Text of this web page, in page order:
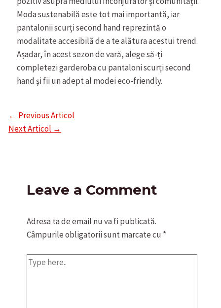
Moda sustenabilă este tot mai importantă, iar
pantalonii scurți second hand reprezintă o
modalitate accesibilă de a te alătura acestui trend.
Așadar, în acest sezon de vară, alege să-ți
completezi garderoba cu pantaloni scurți second
hand și fii un adept al modei eco-friendly.
Navigare
în
← Previous Articol
Next Articol →
Leave a Comment
Adresa ta de email nu va fi publicată.
Câmpurile obligatorii sunt marcate cu *
Type